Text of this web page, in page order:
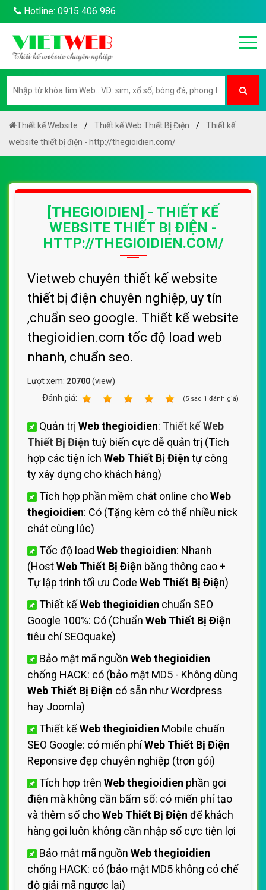
Hotline: 0915 406 986
Thiết kế Website Thiết kế Web Thiết Bị Điện
Thiết kế
website thiết bị điện - http://thegioidien.com/
[THEGIOIDIEN] - THIẾT KẾ
WEBSITE THIẾT BỊ ĐIỆN -
HTTP://THEGIOIDIEN.COM/
Vietweb chuyên thiết kế website
thiết bị điện chuyên nghiệp, uy tín
,chuẩn seo google. Thiết kế website
thegioidien.com tốc độ load web
nhanh, chuẩn seo.
Lượt xem: 20700(view)
Ðánh giá:
(5 sao 1 đánh giá)
Quản trị Web thegioidien: Thiết kếWeb
Thiết Bị Điện tuỳ biến cực dễ quản trị (Tích
hợp các tiện ích Web Thiết Bị Điện tự công
ty xây dựng cho khách hàng)
Tích hợp phần mềm chát online choWeb
thegioidien: Có (Tặng kèm có thể nhiều nick
chát cùng lúc)
Tốc độ load Web thegioidien: Nhanh
(HostWeb Thiết Bị Điện băng thông cao +
Tự lập trình tối ưu Code Web Thiết Bị Điện)
Thiết kếWeb thegioidien chuẩn SEO
Google 100%: Có (Chuẩn Web Thiết Bị Điện
tiêu chí SEOquake)
Bảo mật mã nguồn Web thegioidien
chống HACK: có (bảo mật MD5 - Không dùng
Web Thiết Bị Điện có sẵn như Wordpress
hay Joomla)
Thiết kếWeb thegioidien Mobile chuẩn
SEO Google: có miến phíWeb Thiết Bị Điện
Reponsive đẹp chuyên nghiệp (trọn gói)
Tích hợp trên Web thegioidien phần gọi
điện mà không cần bấm số: có miến phí tạo
và thêm số choWeb Thiết Bị Điện để khách
hàng gọi luôn không cần nhập số cực tiện lợi
Bảo mật mã nguồn Web thegioidien
chống HACK: có (bảo mật MD5 không có chế
độ giải mã ngược lại)